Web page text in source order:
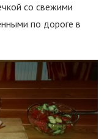
со свежими
по дороге в